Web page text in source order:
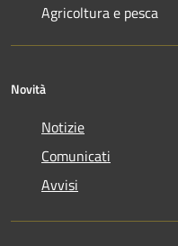
Agricoltura e pesca
Novità
Notizie
Comunicati
Avvisi